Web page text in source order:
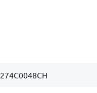
274C0048CH